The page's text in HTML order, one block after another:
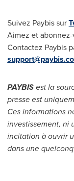
Suivez Paybis sur
Aimez et abonnez-
Contactez Paybis
PAYBISest la
presse est
Ces informations
investissement, ni
incitation à ouvrir
dans une